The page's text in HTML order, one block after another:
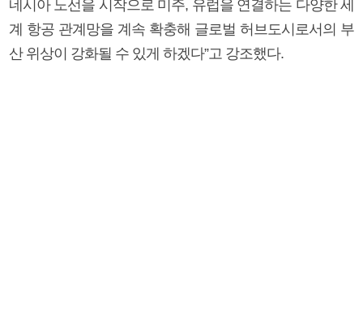
네시아 노선을 시작으로 미주, 유럽을 연결하는 다양한 세
계 항공 관계망을 계속 확충해 글로벌 허브도시로서의 부
산 위상이 강화될 수 있게 하겠다”고 강조했다.